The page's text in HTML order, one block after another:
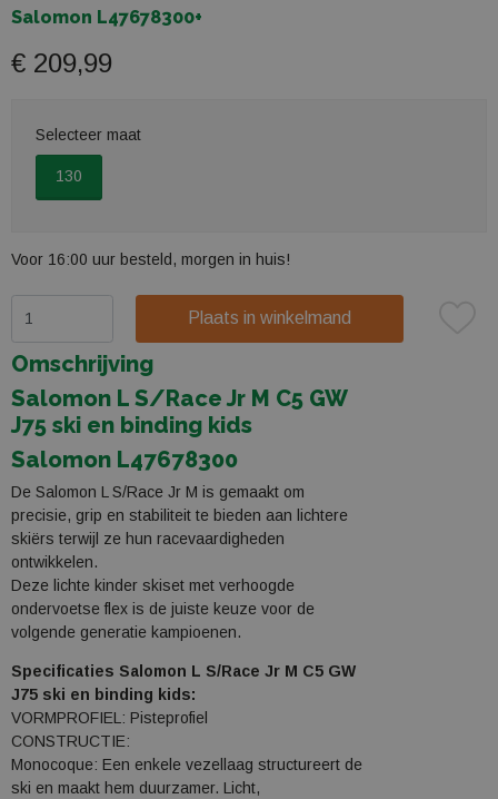
Salomon L47678300+
€ 209,99
Selecteer maat
130
Voor 16:00 uur besteld, morgen in huis!
Plaats in winkelmand
Omschrijving
Salomon L S/Race Jr M C5 GW
J75 ski en binding kids
Salomon L47678300
De Salomon L S/Race Jr M is gemaakt om
precisie, grip en stabiliteit te bieden aan lichtere
skiërs terwijl ze hun racevaardigheden
ontwikkelen.
Deze lichte kinder skiset met verhoogde
ondervoetse flex is de juiste keuze voor de
volgende generatie kampioenen.
Specificaties Salomon L S/Race Jr M C5 GW
J75 ski en binding kids:
VORMPROFIEL: Pisteprofiel
CONSTRUCTIE:
Monocoque: Een enkele vezellaag structureert de
ski en maakt hem duurzamer. Licht,